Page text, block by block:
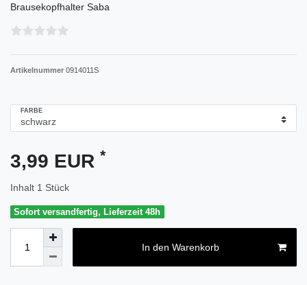
Brausekopfhalter Saba
Artikelnummer 0914011S
FARBE
3,99 EUR *
Inhalt 1 Stück
Sofort versandfertig, Lieferzeit 48h
In den Warenkorb